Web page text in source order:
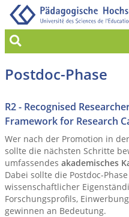
Suche
Postdoc-Phase
R2 - Recognised
Framework for Research
Wer nach der Promotion in
sollte die nächsten Schritte
umfassendes akademisches
Dabei sollte die Postdoc-
wissenschaftlicher
Forschungsprofils,
gewinnen an Bedeutung.